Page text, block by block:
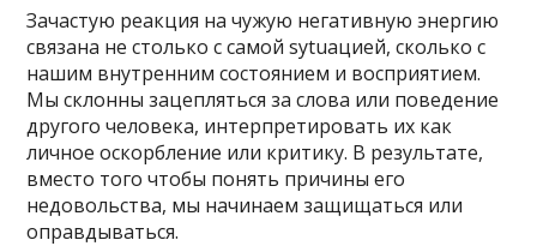
Зачастую реакция на чужую негативную энергию
связана не столько с самой sytuацией, сколько с
нашим внутренним состоянием и восприятием.
Мы склонны зацепляться за слова или поведение
другого человека, интерпретировать их как
личное оскорбление или критику. В результате,
вместо того чтобы понять причины его
недовольства, мы начинаем защищаться или
оправдываться.